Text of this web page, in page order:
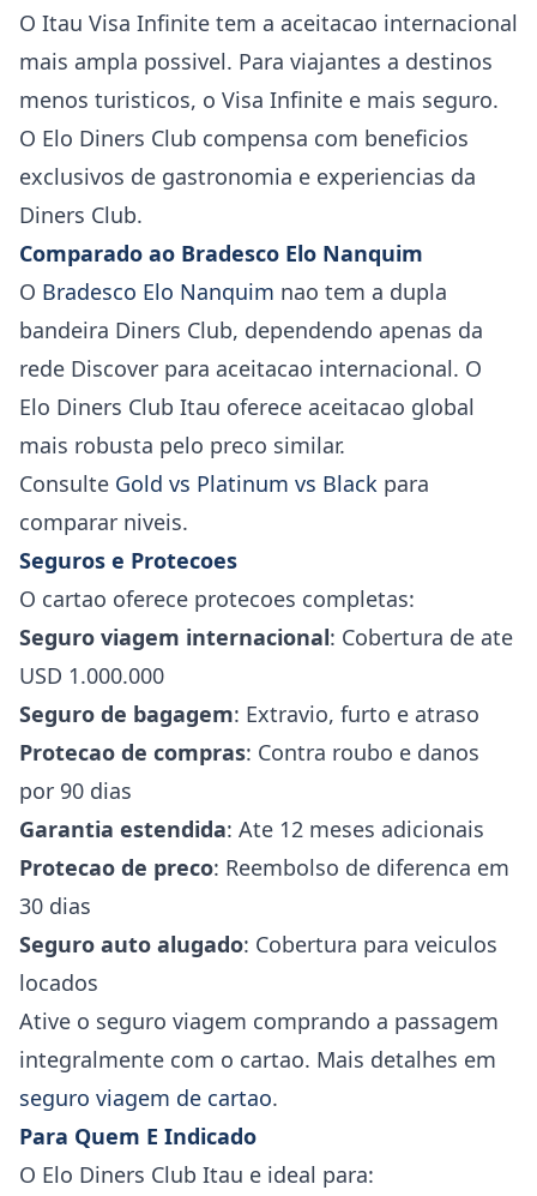
O Itau Visa Infinite tem a aceitacao internacional
mais ampla possivel. Para viajantes a destinos
menos turisticos, o Visa Infinite e mais seguro.
O Elo Diners Club compensa com beneficios
exclusivos de gastronomia e experiencias da
Diners Club.
Comparado ao Bradesco Elo Nanquim
O Bradesco Elo Nanquim nao tem a dupla
bandeira Diners Club, dependendo apenas da
rede Discover para aceitacao internacional. O
Elo Diners Club Itau oferece aceitacao global
mais robusta pelo preco similar.
Consulte Gold vs Platinum vs Black para
comparar niveis.
Seguros e Protecoes
O cartao oferece protecoes completas:
Seguro viagem internacional: Cobertura de ate
USD 1.000.000
Seguro de bagagem: Extravio, furto e atraso
Protecao de compras: Contra roubo e danos
por 90 dias
Garantia estendida: Ate 12 meses adicionais
Protecao de preco: Reembolso de diferenca em
30 dias
Seguro auto alugado: Cobertura para veiculos
locados
Ative o seguro viagem comprando a passagem
integralmente com o cartao. Mais detalhes em
seguro viagem de cartao.
Para Quem E Indicado
O Elo Diners Club Itau e ideal para: